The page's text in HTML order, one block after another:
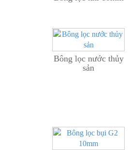
Bông lọc nước thủy
sản